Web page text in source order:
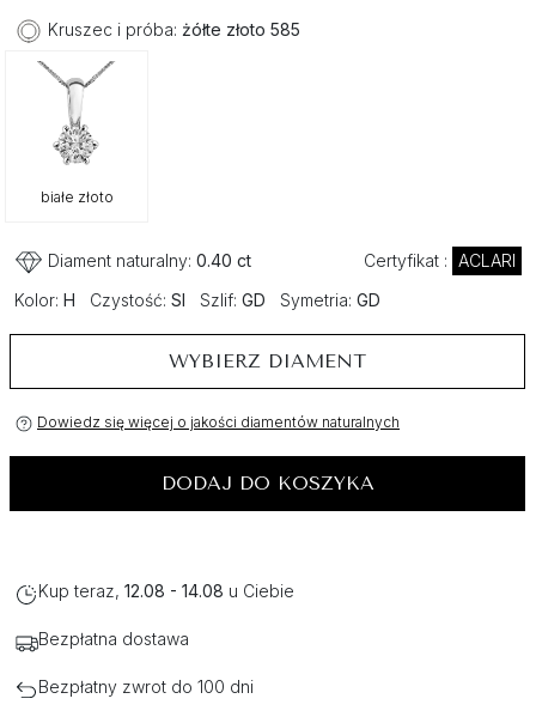
Kruszec i próba: żółte złoto 585
białe złoto
Diament naturalny: 0.40 ct Certyfikat : ACLARI
Kolor: H Czystość: SI Szlif: GD Symetria: GD
WYBIERZ DIAMENT
Dowiedz się więcej o jakości diamentów naturalnych
DODAJ DO KOSZYKA
Kup teraz, 12.08 - 14.08 u Ciebie
Bezpłatna dostawa
Bezpłatny zwrot do 100 dni